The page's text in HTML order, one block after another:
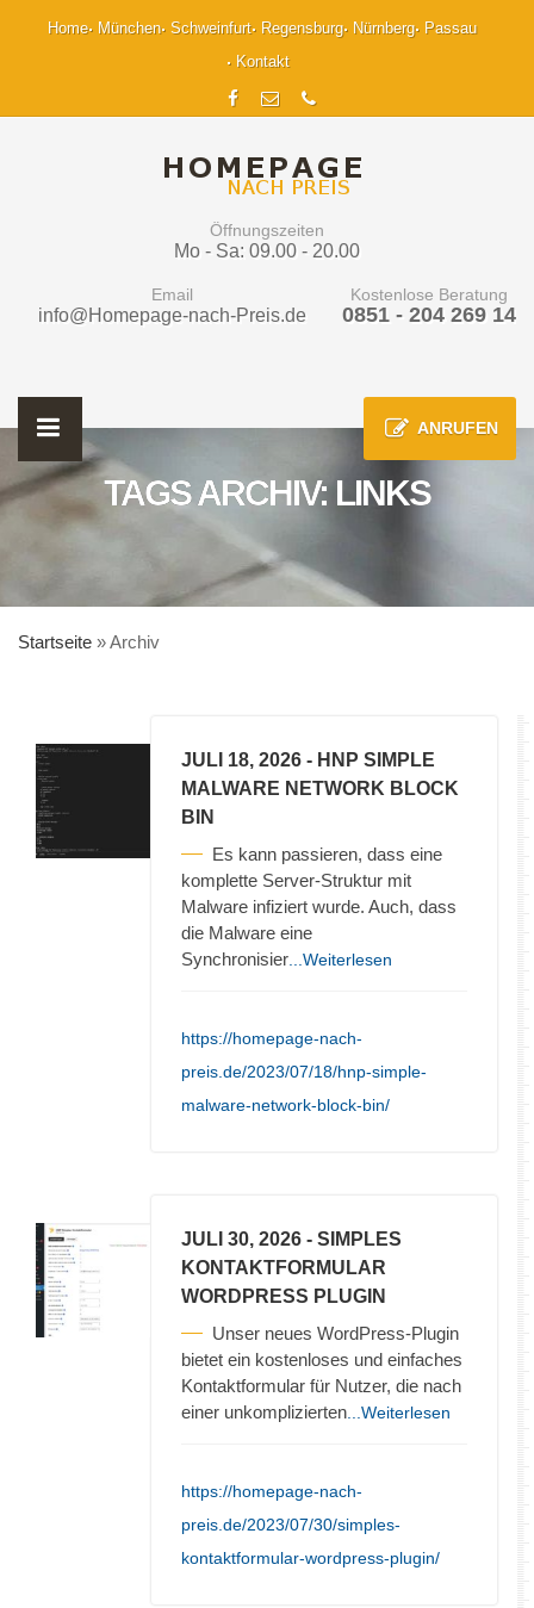
Home München Schweinfurt Regensburg Nürnberg
Passau
Kontakt
Öffnungszeiten
Mo - Sa: 09.00 - 20.00
Email
info@Homepage-nach-Preis.de
Kostenlose Beratung
0851 - 204 269 14
ANRUFEN
TAGS ARCHIV: LINKS
Startseite »Archiv
JULI 18, 2026 - HNP SIMPLE
MALWARE NETWORK BLOCK
BIN
Es kann passieren, dass eine
komplette Server-Struktur mit
Malware infiziert wurde. Auch, dass
die Malware eine
Synchronisier ...Weiterlesen
https://homepage-nach-
preis.de/2023/07/18/hnp-simple-
malware-network-block-bin/
JULI 30, 2026 - SIMPLES
KONTAKTFORMULAR
WORDPRESS PLUGIN
Unser neues WordPress-Plugin
bietet ein kostenloses und einfaches
Kontaktformular für Nutzer, die nach
einer unkomplizierten ...Weiterlesen
https://homepage-nach-
preis.de/2023/07/30/simples-
kontaktformular-wordpress-plugin/